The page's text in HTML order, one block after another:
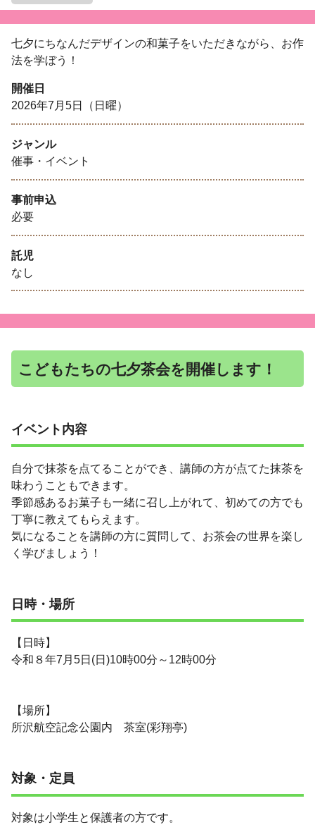
七夕にちなんだデザインの和菓子をいただきながら、お作
法を学ぼう！
開催日
2026年7月5日（日曜）
ジャンル
催事・イベント
事前申込
必要
託児
なし
こどもたちの七夕茶会を開催します！
イベント内容
自分で抹茶を点てることができ、講師の方が点てた抹茶を
味わうこともできます。
季節感あるお菓子も一緒に召し上がれて、初めての方でも
丁寧に教えてもらえます。
気になることを講師の方に質問して、お茶会の世界を楽し
く学びましょう！
日時・場所
【日時】
令和８年7月5日(日)10時00分～12時00分
【場所】
所沢航空記念公園内 茶室(彩翔亭)
対象・定員
対象は小学生と保護者の方です。